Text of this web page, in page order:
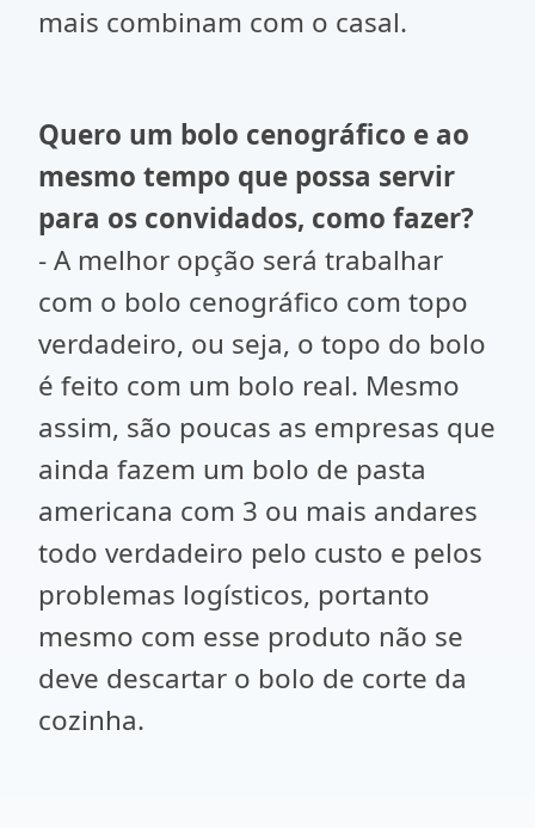
mais combinam com o casal.
Quero um bolo cenográfico e ao
mesmo tempo que possa servir
para os convidados, como fazer?
- A melhor opção será trabalhar
com o bolo cenográfico com topo
verdadeiro, ou seja, o topo do bolo
é feito com um bolo real. Mesmo
assim, são poucas as empresas que
ainda fazem um bolo de pasta
americana com 3 ou mais andares
todo verdadeiro pelo custo e pelos
problemas logísticos, portanto
mesmo com esse produto não se
deve descartar o bolo de corte da
cozinha.